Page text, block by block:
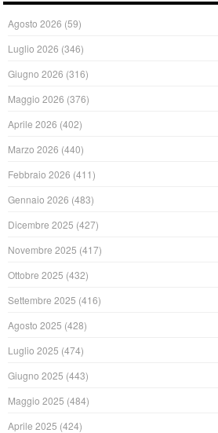
Agosto 2026 (59)
Luglio 2026 (346)
Giugno 2026 (316)
Maggio 2026 (376)
Aprile 2026 (402)
Marzo 2026 (440)
Febbraio 2026 (411)
Gennaio 2026 (483)
Dicembre 2025 (427)
Novembre 2025 (417)
Ottobre 2025 (432)
Settembre 2025 (416)
Agosto 2025 (428)
Luglio 2025 (474)
Giugno 2025 (443)
Maggio 2025 (484)
Aprile 2025 (424)